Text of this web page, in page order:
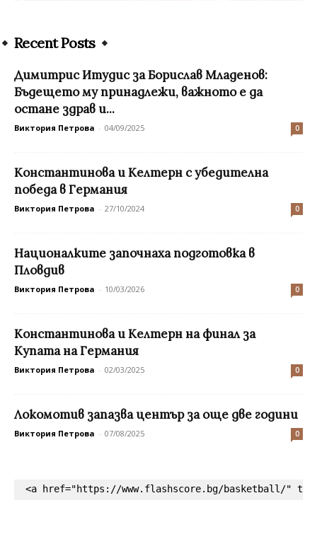
Recent Posts
Димитрис Итудис за Борислав Младенов:
Бъдещето му принадлежи, важното е да
остане здрав и...
Виктория Петрова - 04/09/2025 0
Константинова и Келтерн с убедителна
победа в Германия
Виктория Петрова - 27/10/2024 0
Националките започнаха подготовка в
Пловдив
Виктория Петрова - 10/03/2026 0
Константинова и Келтерн на финал за
Купата на Германия
Виктория Петрова - 02/03/2025 0
Локомотив запазва център за още две години
Виктория Петрова - 07/08/2025 0
<a href="https://www.flashscore.bg/basketball/"